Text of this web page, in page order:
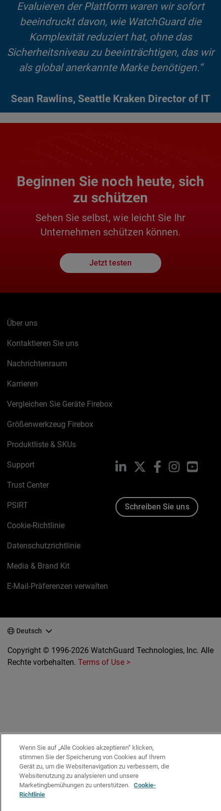
Evaluieren der Plattform waren wir sofort
beeindruckt davon, wie WatchGuard die
Komplexität reduziert hat, ohne das
Sicherheitsniveau zu beeinträchtigen, das wir
als global anerkannte Marke benötigen.“
Sean Rawlins, Seattle Kraken Director of IT
Beginnen Sie noch heute, sich
zu schützen
Sehen Sie selbst, wie leicht Sie Ihr
Unternehmen schützen können.
Jetzt testen
Über uns
Kontaktieren Sie uns
Nachrichtenraum
Karrieren
Vergleichen Sie Geräte Firebox
Größenwerkzeug Firebox
Produktliste & SKUs
Support
Trust Center
PSIRT
Cookie-Richtlinie
Datenschutzrichtlinie
Media & Brand Kit
E-Mail-Präferenzen verwalten
LinkedIn FacebookInstagram
Schreiben Sie uns
Deutsch
Copyright © 1996-2026 WatchGuard Technologies, Inc. Alle
Rechte vorbehalten.Terms of Use >
Wenn Sie auf „Alle Cookies akzeptieren“ klicken,
stimmen Sie der Speicherung von Cookies auf Ihrem
Gerät zu, um die Websitenavigation zu verbessern, die
Websitenutzung zu analysieren und unsere
Marketingbemühungen zu unterstützen. Cookie-
Richtlinie